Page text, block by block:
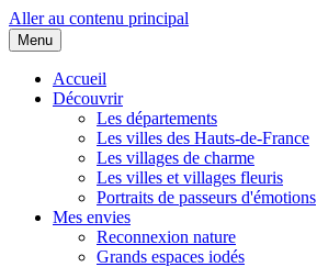
Aller au contenu principal
Menu
Accueil
Découvrir
Les départements
Les villes des Hauts-de-France
Les villages de charme
Les villes et villages fleuris
Portraits de passeurs d'émotions
Mes envies
Reconnexion nature
Grands espaces iodés